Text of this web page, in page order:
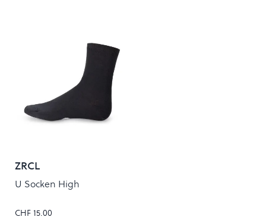
ZRCL
U Socken High
CHF 15.00